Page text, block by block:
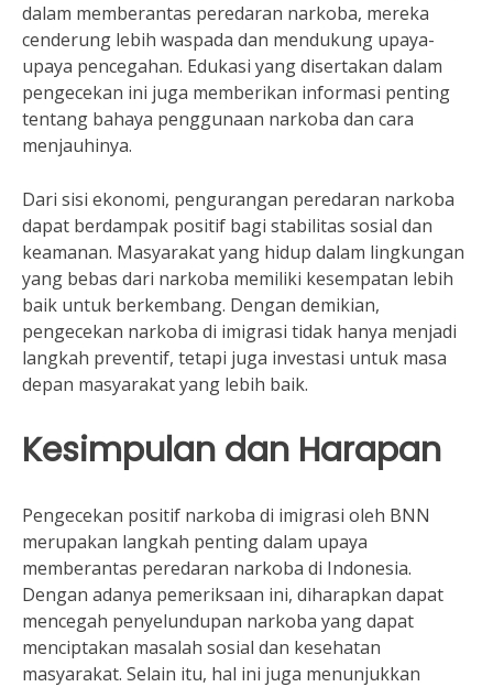
dalam memberantas peredaran narkoba, mereka
cenderung lebih waspada dan mendukung upaya-
upaya pencegahan. Edukasi yang disertakan dalam
pengecekan ini juga memberikan informasi penting
tentang bahaya penggunaan narkoba dan cara
menjauhinya.
Dari sisi ekonomi, pengurangan peredaran narkoba
dapat berdampak positif bagi stabilitas sosial dan
keamanan. Masyarakat yang hidup dalam lingkungan
yang bebas dari narkoba memiliki kesempatan lebih
baik untuk berkembang. Dengan demikian,
pengecekan narkoba di imigrasi tidak hanya menjadi
langkah preventif, tetapi juga investasi untuk masa
depan masyarakat yang lebih baik.
Kesimpulan dan Harapan
Pengecekan positif narkoba di imigrasi oleh BNN
merupakan langkah penting dalam upaya
memberantas peredaran narkoba di Indonesia.
Dengan adanya pemeriksaan ini, diharapkan dapat
mencegah penyelundupan narkoba yang dapat
menciptakan masalah sosial dan kesehatan
masyarakat. Selain itu, hal ini juga menunjukkan